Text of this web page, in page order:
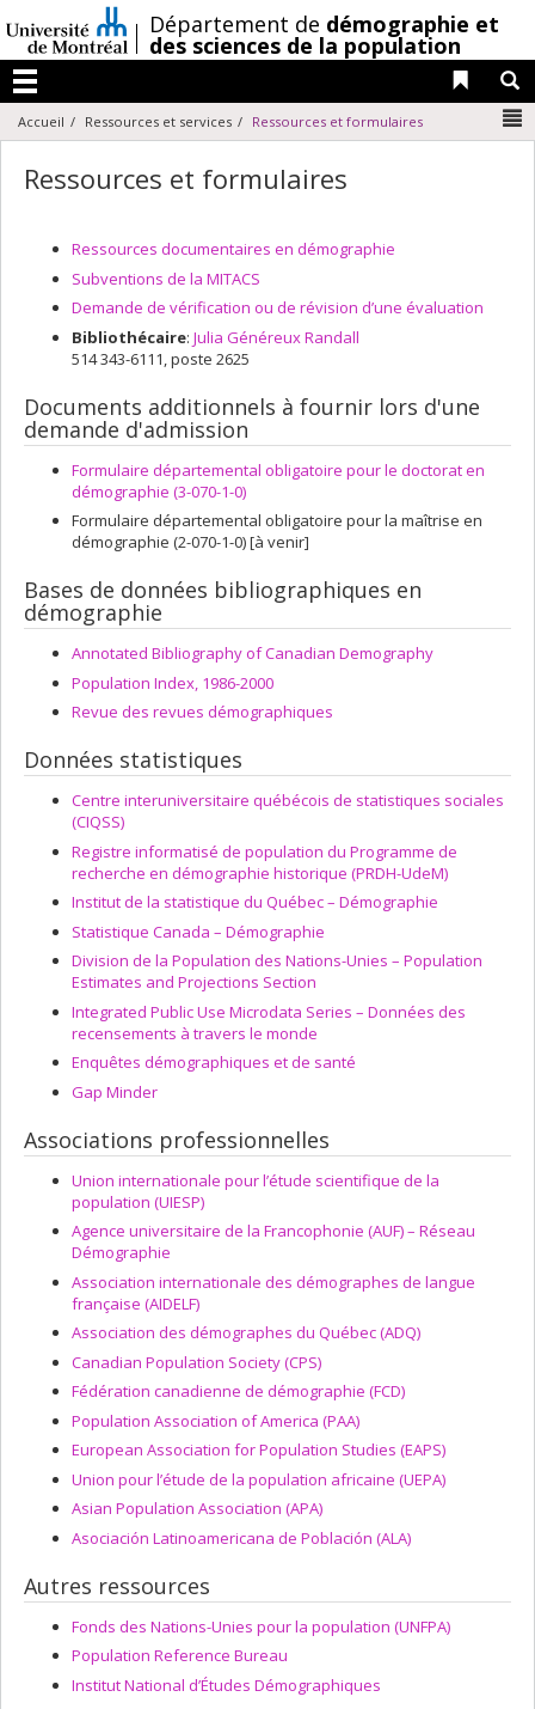
au
contenu
/Département de démographie et
des sciences de la population
Menu
Liens
Accueil Ressources et services Ressources et formulaires
Ressources et formulaires
Ressources documentaires en démographie
Subventions de la MITACS
Demande de vérification ou de révision d’une évaluation
Bibliothécaire: Julia Généreux Randall
514 343-6111, poste 2625
Documents additionnels à fournir lors d'une
demande d'admission
Formulaire départemental obligatoire pour le doctorat en
démographie (3-070-1-0)
Formulaire départemental obligatoire pour la maîtrise en
démographie (2-070-1-0) [à venir]
Bases de données bibliographiques en
démographie
Annotated Bibliography of Canadian Demography
Population Index, 1986-2000
Revue des revues démographiques
Données statistiques
Centre interuniversitaire québécois de statistiques sociales
(CIQSS)
Registre informatisé de population du Programme de
recherche en démographie historique (PRDH-UdeM)
Institut de la statistique du Québec – Démographie
Statistique Canada – Démographie
Division de la Population des Nations-Unies – Population
Estimates and Projections Section
Integrated Public Use Microdata Series – Données des
recensements à travers le monde
Enquêtes démographiques et de santé
Gap Minder
Associations professionnelles
Union internationale pour l’étude scientifique de la
population (UIESP)
Agence universitaire de la Francophonie (AUF) – Réseau
Démographie
Association internationale des démographes de langue
française (AIDELF)
Association des démographes du Québec (ADQ)
Canadian Population Society (CPS)
Fédération canadienne de démographie (FCD)
Population Association of America (PAA)
European Association for Population Studies (EAPS)
Union pour l’étude de la population africaine (UEPA)
Asian Population Association (APA)
Asociación Latinoamericana de Población (ALA)
Autres ressources
Fonds des Nations-Unies pour la population (UNFPA)
Population Reference Bureau
Institut National d’Études Démographiques